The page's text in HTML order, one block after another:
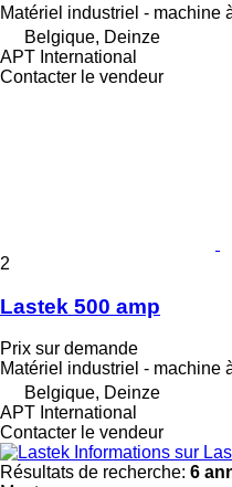
Matériel industriel - machine
Belgique, Deinze
APT International
Contacter le vendeur
2
Lastek 500 amp
Prix sur demande
Matériel industriel - machine
Belgique, Deinze
APT International
Contacter le vendeur
Informations sur
Résultats de recherche: 6